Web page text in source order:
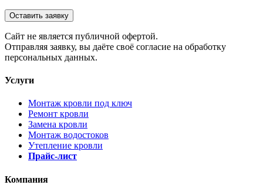
Оставить заявку
Cайт не является публичной офертой.
Отправляя заявку, вы даёте своё согласие на обработку
персональных данных.
Услуги
Монтаж кровли под ключ
Ремонт кровли
Замена кровли
Монтаж водостоков
Утепление кровли
Прайс-лист
Компания